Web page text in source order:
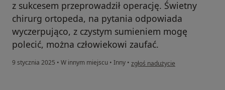
z sukcesem przeprowadził operację. Świetny
chirurg ortopeda, na pytania odpowiada
wyczerpująco, z czystym sumieniem mogę
polecić, można człowiekowi zaufać.
9 stycznia 2025 • W innym miejscu • Inny • w opinii użytkownika Ben
zgłoś nadużycie